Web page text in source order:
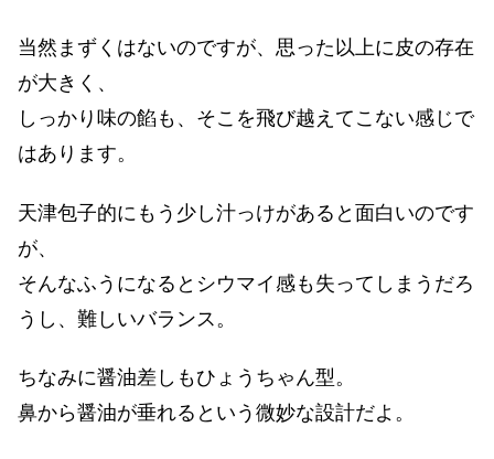
当然まずくはないのですが、思った以上に皮の存在
が大きく、
しっかり味の餡も、そこを飛び越えてこない感じで
はあります。
天津包子的にもう少し汁っけがあると面白いのです
が、
そんなふうになるとシウマイ感も失ってしまうだろ
うし、難しいバランス。
ちなみに醤油差しもひょうちゃん型。
鼻から醤油が垂れるという微妙な設計だよ。